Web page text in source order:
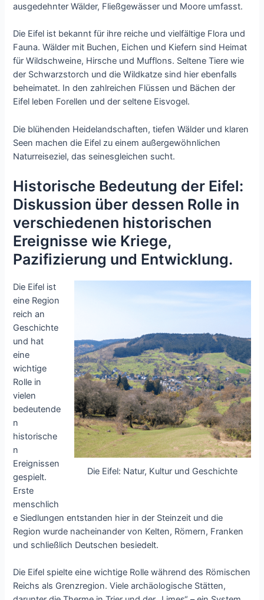
ausgedehnter Wälder, Fließgewässer und Moore umfasst.
Die Eifel ist bekannt für ihre reiche und vielfältige Flora und
Fauna. Wälder mit Buchen, Eichen und Kiefern sind Heimat
für Wildschweine, Hirsche und Mufflons. Seltene Tiere wie
der Schwarzstorch und die Wildkatze sind hier ebenfalls
beheimatet. In den zahlreichen Flüssen und Bächen der
Eifel leben Forellen und der seltene Eisvogel.
Die blühenden Heidelandschaften, tiefen Wälder und klaren
Seen machen die Eifel zu einem außergewöhnlichen
Naturreiseziel, das seinesgleichen sucht.
Historische Bedeutung der Eifel:
Diskussion über dessen Rolle in
verschiedenen historischen
Ereignisse wie Kriege,
Pazifizierung und Entwicklung.
Die Eifel: Natur, Kultur und Geschichte
Die Eifel ist
eine Region
reich an
Geschichte
und hat
eine
wichtige
Rolle in
vielen
bedeutende
n
historische
n
Ereignissen
gespielt.
Erste
menschlich
e Siedlungen entstanden hier in der Steinzeit und die
Region wurde nacheinander von Kelten, Römern, Franken
und schließlich Deutschen besiedelt.
Die Eifel spielte eine wichtige Rolle während des Römischen
Reichs als Grenzregion. Viele archäologische Stätten,